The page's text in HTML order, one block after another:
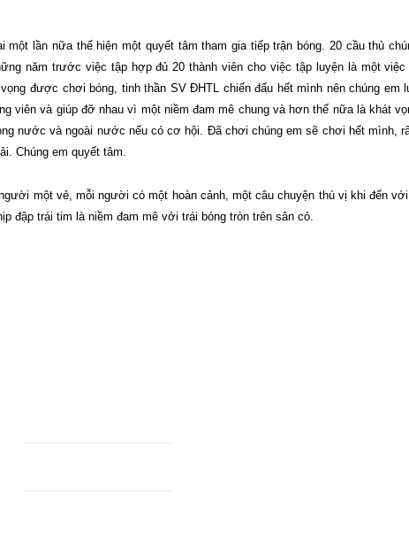
lần nữa thể hiện một quyết tâm tham gia tiếp trận bóng. 20 cầu thủ
năm trước việc tập hợp đủ 20 thành viên cho việc tập luyện là một
vọng được chơi bóng, tinh thần SV ĐHTL chiến đấu hết mình nên chúng em
viên và giúp đỡ nhau vì một niềm đam mê chung và hơn thế nữa là khát
nước và ngoài nước nếu có cơ hội. Đã chơi chúng em sẽ chơi hết mình,
Chúng em quyết tâm.
một vẻ, mỗi người có một hoàn cảnh, một câu chuyện thú vị khi đến
đập trái tim là niềm đam mê với trái bóng tròn trên sân cỏ.